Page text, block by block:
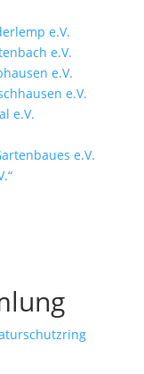
e.V.
e.V.
e.V.
e.V.
e.V.
e.V.